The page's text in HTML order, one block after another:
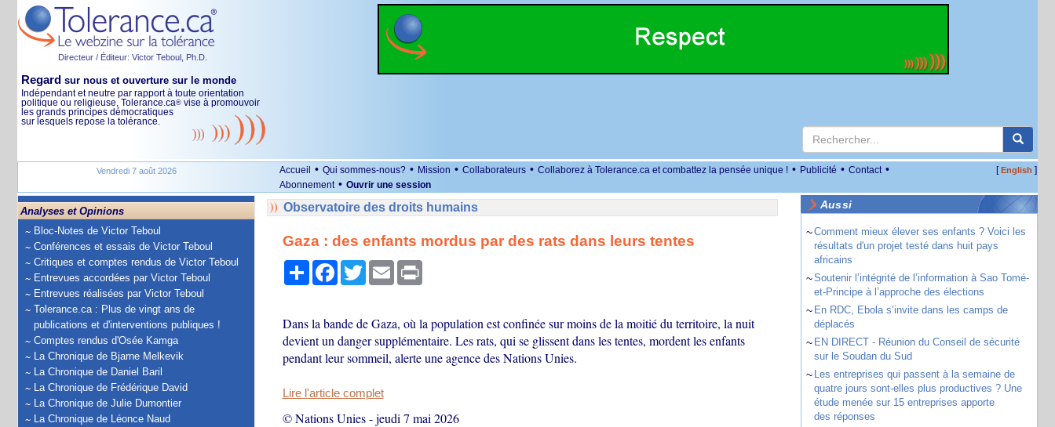
Directeur / Éditeur: Victor Teboul, Ph.D.
Regard sur nous et ouverture sur le monde
Indépendant et neutre par rapport à toute orientation
politique ou religieuse, Tolerance.ca® vise à promouvoir
les grands principes démocratiques
sur lesquels repose la tolérance.
Vendredi 7 août 2026 Accueil • Qui sommes-nous? • Mission • Collaborateurs • Collaborez à Tolerance.ca et combattez la pensée unique ! • Publicité • Contact •
Abonnement • Ouvrir une session
[English ]
Analyses et Opinions
Bloc-Notes de Victor Teboul
Conférences et essais de Victor Teboul
Critiques et comptes rendus de Victor Teboul
Entrevues accordées par Victor Teboul
Entrevues réalisées par Victor Teboul
Tolerance.ca : Plus de vingt ans de
publications et d'interventions publiques !
Comptes rendus d'Osée Kamga
La Chronique de Bjarne Melkevik
La Chronique de Daniel Baril
La Chronique de Frédérique David
La Chronique de Julie Dumontier
La Chronique de Léonce Naud
Observatoire des droits humains
Gaza : des enfants mordus par des rats dans leurs tentes
PartagerFacebook
TwitterEmail Print
Dans la bande de Gaza, où la population est confinée sur moins de la moitié du territoire, la nuit
devient un danger supplémentaire. Les rats, qui se glissent dans les tentes, mordent les enfants
pendant leur sommeil, alerte une agence des Nations Unies.
Lire l'article complet
© Nations Unies-jeudi 7 mai 2026
Aussi
~Comment mieux élever ses enfants ? Voici les
résultats d'un projet testé dans huit pays
africains
~Soutenir l’intégrité de l’information à Sao Tomé-
et-Principe à l’approche des élections
~ En RDC, Ebola s’invite dans les camps de
déplacés
~ EN DIRECT - Réunion du Conseil de sécurité
sur le Soudan du Sud
~ Les entreprises qui passent à la semaine de
quatre jours sont-elles plus productives ? Une
étude menée sur 15 entreprises apporte
des réponses